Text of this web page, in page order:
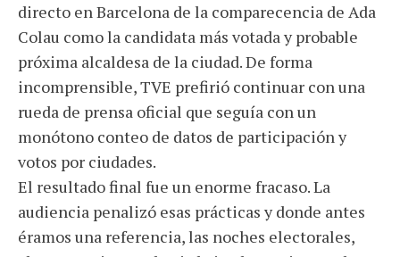
directo en Barcelona de la comparecencia de Ada
Colau como la candidata más votada y probable
próxima alcaldesa de la ciudad. De forma
incomprensible, TVE prefirió continuar con una
rueda de prensa oficial que seguía con un
monótono conteo de datos de participación y
votos por ciudades.
El resultado final fue un enorme fracaso. La
audiencia penalizó esas prácticas y donde antes
éramos una referencia, las noches electorales,